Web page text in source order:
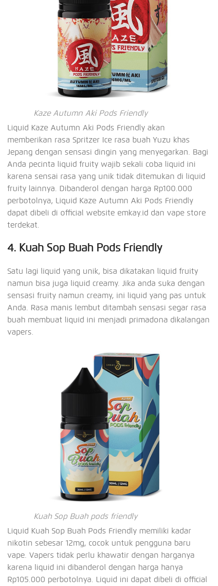
Kaze Autumn Aki Pods Friendly
Liquid Kaze Autumn Aki Pods Friendly akan
memberikan rasa Spritzer Ice rasa buah Yuzu khas
Jepang dengan sensasi dingin yang menyegarkan. Bagi
Anda pecinta liquid fruity wajib sekali coba liquid ini
karena sensai rasa yang unik tidak ditemukan di liquid
fruity lainnya. Dibanderol dengan harga Rp100.000
perbotolnya, Liquid Kaze Autumn Aki Pods Friendly
dapat dibeli di official website emkay.id dan vape store
terdekat.
4. Kuah Sop Buah Pods Friendly
Satu lagi liquid yang unik, bisa dikatakan liquid fruity
namun bisa juga liquid creamy. Jika anda suka dengan
sensasi fruity namun creamy, ini liquid yang pas untuk
Anda. Rasa manis lembut ditambah sensasi segar rasa
buah membuat liquid ini menjadi primadona dikalangan
vapers.
Kuah Sop Buah pods friendly
Liquid Kuah Sop Buah Pods Friendly memiliki kadar
nikotin sebesar 12mg, cocok untuk pengguna baru
vape. Vapers tidak perlu khawatir dengan harganya
karena liquid ini dibanderol dengan harga hanya
Rp105.000 perbotolnya. Liquid ini dapat dibeli di official